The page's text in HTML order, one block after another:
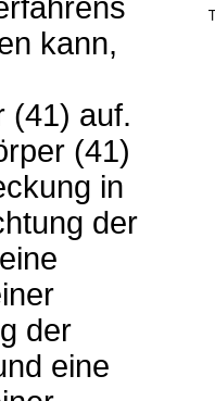
kann,
(41) auf.
(41)
in
der
der
eine